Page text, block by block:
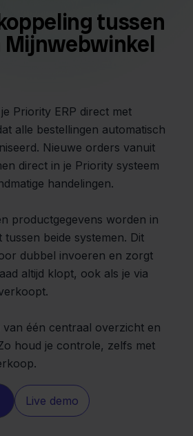
tussen
Mijnwebwinkel
Priority ERP direct met
alle bestellingen automatisch
Nieuwe orders vanuit
direct in je Priority systeem
handelingen.
productgegevens worden in
beide systemen. Dit
dubbel invoeren en zorgt
altijd klopt, ook als je via
één centraal overzicht en
houd je controle, zelfs met
Live demo